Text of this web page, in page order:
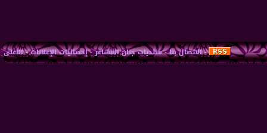
-الاتصال بنا-منتديات جنان المشاعر-إحصائيات الإعلانات-الأعلى